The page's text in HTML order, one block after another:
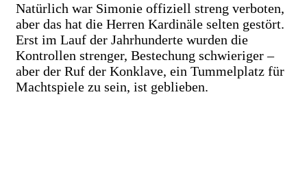
Natürlich war Simonie offiziell streng verboten,
aber das hat die Herren Kardinäle selten gestört.
Erst im Lauf der Jahrhunderte wurden die
Kontrollen strenger, Bestechung schwieriger –
aber der Ruf der Konklave, ein Tummelplatz für
Machtspiele zu sein, ist geblieben.